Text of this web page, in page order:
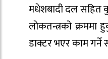
मधेशबादी दल सहित
लोकतन्त्रको क्रममा
डाक्टर भएर काम गर्ने